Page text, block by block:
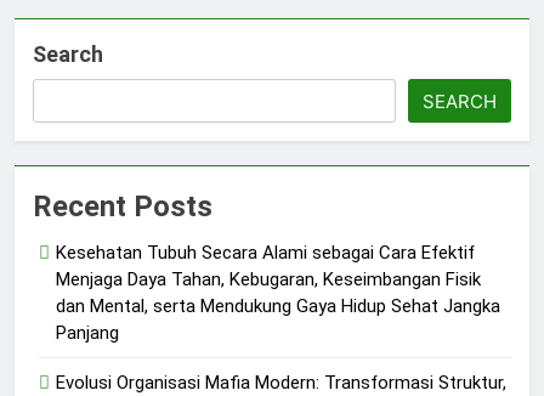
Search
SEARCH
Recent Posts
Kesehatan Tubuh Secara Alami sebagai Cara Efektif
Menjaga Daya Tahan, Kebugaran, Keseimbangan Fisik
dan Mental, serta Mendukung Gaya Hidup Sehat Jangka
Panjang
Evolusi Organisasi Mafia Modern: Transformasi Struktur,